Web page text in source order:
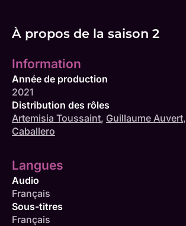
À propos de la saison 2
Information
Année de production
2021
Distribution des rôles
Artemisia Toussaint, Guillaume Auvert,
Caballero
Langues
Audio
Français
Sous-titres
Français